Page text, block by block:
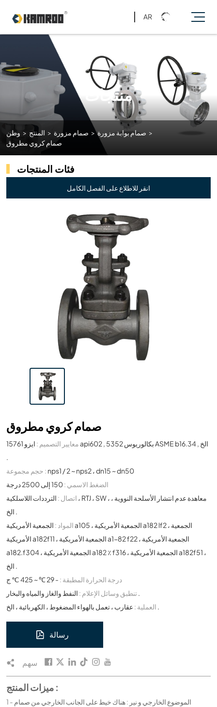
AR
منتجات
وطن > المنتج > صمام مزورة > صمام بوابة مزورة >
صمام كروي مطروق
فئات المنتجات
انقر للاطلاع على الفصل الكامل
صمام كروي مطروق
معايير التصميم :
ايزو 15761 api602 , بكالوريوس 5352 ASME b16.34 , الخ
.
حجم مجموعة : nps1 / 2 ~ nps2 ، dn15 ~ dn50
الضغط الاسمي :150 إلى 2500 درجة
اتصال : الترددات اللاسلكية ، RTJ ، SW ، معاهدة عدم انتشار الأسلحة النووية ،
الخ .
المواد : الجمعية الأمريكية a105 ، الجمعية الأمريكية a182 lf2 ، الجمعية
الأمريكية a182f11 ، الجمعية الأمريكية a1-82 f22 ، الجمعية الأمريكية
a182.f304 ، الجمعية الأمريكية a182 ٪ f316 ، الجمعية الأمريكية a182f51 ،
الخ .
درجة الحرارة المطبقة : - 29 ℃ ~ 425 ℃ ج
تنطبق وسائل الإعلام :النفط والغاز والمياه والبخار .
العملية : عقارب ، تعمل بالهواء المضغوط ، الكهربائية ، الخ .
رسالة
سهم
ميزات المنتج :
1 - الموضوع الخارجي و نير : هناك خيط على الجانب الخارجي من صمام